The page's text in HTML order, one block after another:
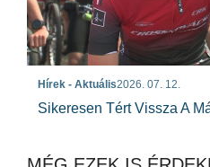
Hírek - Aktuális2026. 07. 12.
Sikeresen Tért Vissza A